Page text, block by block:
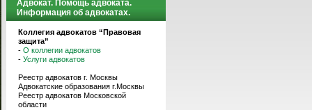
Адвокат. Помощь адвоката.
Информация об адвокатах.
Коллегия адвокатов “Правовая
защита”
- О коллегии адвокатов
- Услуги адвокатов
Реестр адвокатов г. Москвы
Адвокатские образования г.Москвы
Реестр адвокатов Московской
области